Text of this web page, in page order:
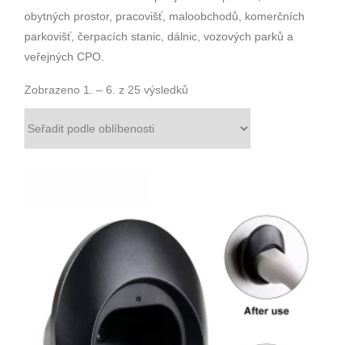
obytných prostor, pracovišť, maloobchodů, komerčních
parkovišť, čerpacích stanic, dálnic, vozových parků a
veřejných CPO.
Zobrazeno 1. – 6. z 25 výsledků